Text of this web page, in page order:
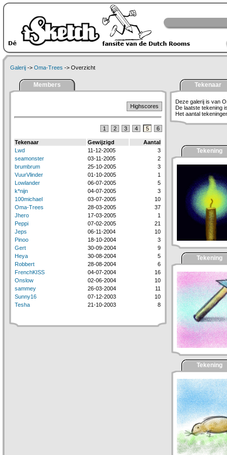
Galerij -> Oma-Trees -> Overzicht
Members
Highscores
1 2 3 4 5 6
Tekenaar Gewijzigd
Aantal
Lwd
11-12-2005
3
seamonster
03-11-2005
2
brumbrum
25-10-2005
3
VuurVlinder
01-10-2005
1
Lowlander
06-07-2005
5
k*nijn
04-07-2005
3
100michael
03-07-2005
10
Oma-Trees
28-03-2005
37
Jhero
17-03-2005
1
Peppi
07-02-2005
21
Jeps
06-11-2004
10
Pinoo
18-10-2004
3
Gert
30-09-2004
9
Heya
30-08-2004
5
Robbert
28-08-2004
6
FrenchKISS
04-07-2004
16
Onslow
02-06-2004
10
sammey
26-03-2004
11
Sunny16
07-12-2003
10
Tesha
21-10-2003 8
Tekenaar
Deze galerij is van
De laatste tekening
Het aantal
Tekening
Tekening
Tekening